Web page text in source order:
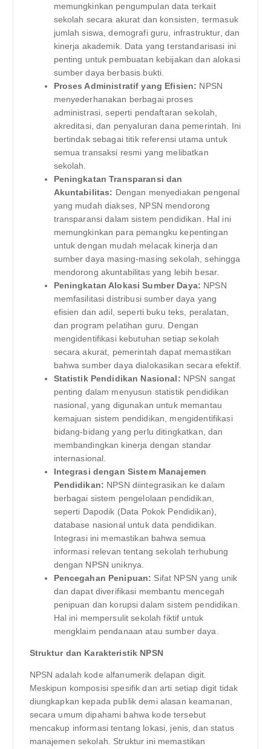
memungkinkan pengumpulan data terkait
sekolah secara akurat dan konsisten, termasuk
jumlah siswa, demografi guru, infrastruktur, dan
kinerja akademik. Data yang terstandarisasi ini
penting untuk pembuatan kebijakan dan alokasi
sumber daya berbasis bukti.
Proses Administratif yang Efisien: NPSN
menyederhanakan berbagai proses
administrasi, seperti pendaftaran sekolah,
akreditasi, dan penyaluran dana pemerintah. Ini
bertindak sebagai titik referensi utama untuk
semua transaksi resmi yang melibatkan
sekolah.
Peningkatan Transparansi dan
Akuntabilitas: Dengan menyediakan pengenal
yang mudah diakses, NPSN mendorong
transparansi dalam sistem pendidikan. Hal ini
memungkinkan para pemangku kepentingan
untuk dengan mudah melacak kinerja dan
sumber daya masing-masing sekolah, sehingga
mendorong akuntabilitas yang lebih besar.
Peningkatan Alokasi Sumber Daya: NPSN
memfasilitasi distribusi sumber daya yang
efisien dan adil, seperti buku teks, peralatan,
dan program pelatihan guru. Dengan
mengidentifikasi kebutuhan setiap sekolah
secara akurat, pemerintah dapat memastikan
bahwa sumber daya dialokasikan secara efektif.
Statistik Pendidikan Nasional: NPSN sangat
penting dalam menyusun statistik pendidikan
nasional, yang digunakan untuk memantau
kemajuan sistem pendidikan, mengidentifikasi
bidang-bidang yang perlu ditingkatkan, dan
membandingkan kinerja dengan standar
internasional.
Integrasi dengan Sistem Manajemen
Pendidikan: NPSN diintegrasikan ke dalam
berbagai sistem pengelolaan pendidikan,
seperti Dapodik (Data Pokok Pendidikan),
database nasional untuk data pendidikan.
Integrasi ini memastikan bahwa semua
informasi relevan tentang sekolah terhubung
dengan NPSN uniknya.
Pencegahan Penipuan: Sifat NPSN yang unik
dan dapat diverifikasi membantu mencegah
penipuan dan korupsi dalam sistem pendidikan.
Hal ini mempersulit sekolah fiktif untuk
mengklaim pendanaan atau sumber daya.
Struktur dan Karakteristik NPSN
NPSN adalah kode alfanumerik delapan digit.
Meskipun komposisi spesifik dan arti setiap digit tidak
diungkapkan kepada publik demi alasan keamanan,
secara umum dipahami bahwa kode tersebut
mencakup informasi tentang lokasi, jenis, dan status
manajemen sekolah. Struktur ini memastikan